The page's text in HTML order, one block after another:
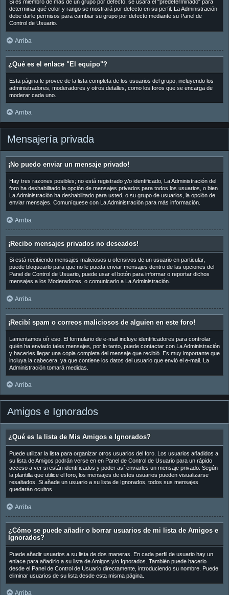
Si es miembro de más de un grupo por defecto, se usará el "predeterminado" para
determinar qué color y rango se mostrará por defecto en su perfil. La Administración
debe darle permisos para cambiar su grupo por defecto mediante su Panel de
Control de Usuario.
Arriba
¿Qué es el enlace "El equipo"?
Esta página le provee de la lista completa de los usuarios del grupo, incluyendo los
administradores, moderadores y otros detalles, como los foros que se encarga de
moderar cada uno.
Arriba
Mensajería privada
¡No puedo enviar un mensaje privado!
Hay tres razones posibles; no está registrado y/o identificado, La Administración del
foro ha deshabilitado la opción de mensajes privados para todos los usuarios, o bien
La Administración ha deshabilitado para usted, o su grupo de usuarios, la opción de
enviar mensajes. Comuníquese con La Administración para más información.
Arriba
¡Recibo mensajes privados no deseados!
Si está recibiendo mensajes maliciosos u ofensivos de un usuario en particular,
puede bloquearlo para que no le pueda enviar mensajes dentro de las opciones del
Panel de Control de Usuario, puede usar el botón para informar o reportar dichos
mensajes a los Moderadores, o comunicarlo a La Administración.
Arriba
¡Recibí spam o correos maliciosos de alguien en este foro!
Lamentamos oír eso. El formulario de e-mail incluye identificadores para controlar
quién ha enviado tales mensajes, por lo tanto, puede contactar con La Administración
y hacerles llegar una copia completa del mensaje que recibió. Es muy importante que
incluya la cabecera, ya que contiene los datos del usuario que envió el e-mail. La
Administración tomará medidas.
Arriba
Amigos e Ignorados
¿Qué es la lista de Mis Amigos e Ignorados?
Puede utilizar la lista para organizar otros usuarios del foro. Los usuarios añadidos a
su lista de Amigos podrán verse en en Panel de Control de Usuario para un rápido
acceso a ver si están identificados y poder así enviarles un mensaje privado. Según
la plantilla que utilice el foro, los mensajes de estos usuarios pueden visualizarse
resaltados. Si añade un usuario a su lista de Ignorados, todos sus mensajes
quedarán ocultos.
Arriba
¿Cómo se puede añadir o borrar usuarios de mi lista de Amigos e
Ignorados?
Puede añadir usuarios a su lista de dos maneras. En cada perfil de usuario hay un
enlace para añadirlo a su lista de Amigos y/o Ignorados. También puede hacerlo
desde el Panel de Control de Usuario directamente, introduciendo su nombre. Puede
eliminar usuarios de su lista desde esta misma página.
Arriba